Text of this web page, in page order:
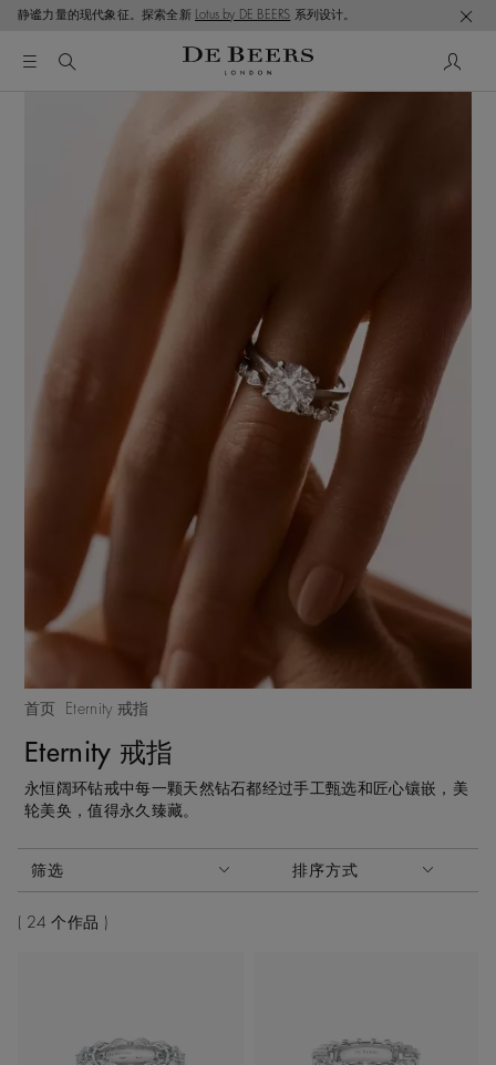
静谧力量的现代象征。探索全新 Lotus by DE BEERS 系列设计。
首页 Eternity 戒指
Eternity 戒指
永恒阔环钻戒中每一颗天然钻石都经过手工甄选和匠心镶嵌，美
轮美奂，值得永久臻藏。
筛选 排序方式
排序方式
24 个作品